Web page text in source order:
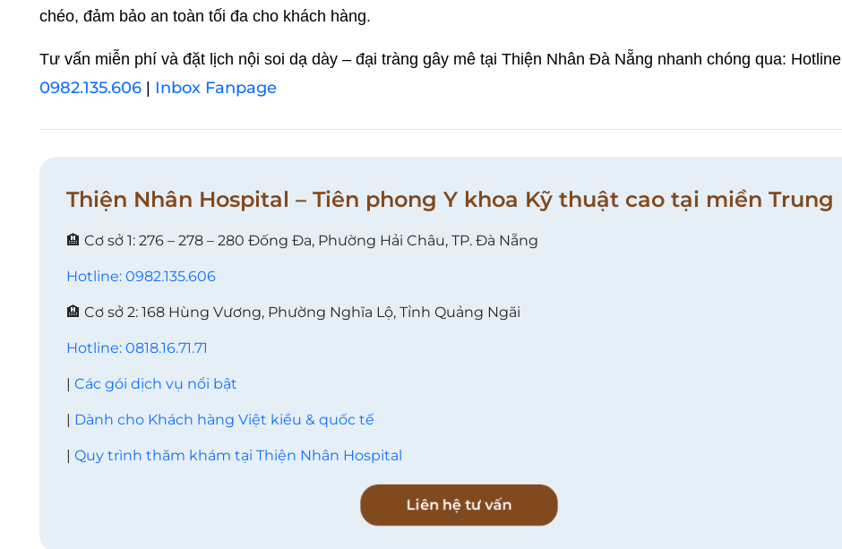
chéo, đảm bảo an toàn tối đa cho khách hàng.
Tư vấn miễn phí và đặt lịch nội soi dạ dày – đại tràng gây mê tại Thiện Nhân Đà Nẵng nhanh chóng qua: Hotline
0982.135.606 | Inbox Fanpage
Thiện Nhân Hospital – Tiên phong Y khoa Kỹ thuật cao tại miền Trung
🏨 Cơ sở 1: 276 – 278 – 280 Đống Đa, Phường Hải Châu, TP. Đà Nẵng
Hotline: 0982.135.606
🏨 Cơ sở 2: 168 Hùng Vương, Phường Nghĩa Lộ, Tỉnh Quảng Ngãi
Hotline: 0818.16.71.71
| Các gói dịch vụ nổi bật
| Dành cho Khách hàng Việt kiều & quốc tế
| Quy trình thăm khám tại Thiện Nhân Hospital
Liên hệ tư vấn